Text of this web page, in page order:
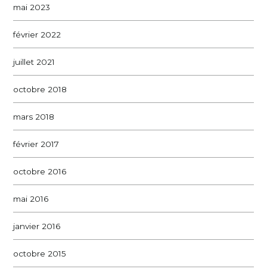
mai 2023
février 2022
juillet 2021
octobre 2018
mars 2018
février 2017
octobre 2016
mai 2016
janvier 2016
octobre 2015